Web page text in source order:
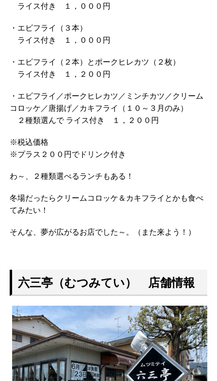
ライス付き １，０００円
・エビフライ（３本）
ライス付き １，０００円
・エビフライ（２本）とポークヒレカツ（２枚）
ライス付き １，２００円
・エビフライ／ポークヒレカツ／ミンチカツ／クリーム
コロッケ／唐揚げ／カキフライ（１０～３月のみ）
２種類選んで ライス付き １，２００円
※税込価格
※プラス２００円でドリンク付き
わ～、２種類選べるランチもある！
冬場だったらクリームコロッケ＆カキフライとかも食べ
てみたい！
そんな、夢が広がるお店でした～。（また来よう！）
六三亭（むつみてい） 店舗情報